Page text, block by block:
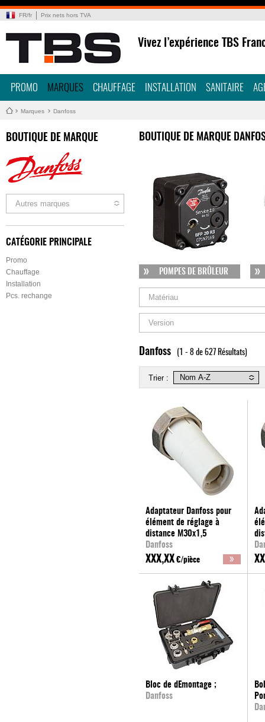
FR/fr Prix nets hors TVA
Vivez l’expérience TBS
PROMO MARQUES CHAUFFAGE INSTALLATION SANITAIRE
Marques Danfoss
BOUTIQUE DE MARQUE
Autres marques
CATÉGORIE PRINCIPALE
Promo
Chauffage
Installation
Pcs. rechange
BOUTIQUE DE MARQUE
POMPES DE BRÛLEUR
Matériau
Version
Danfoss (1 - 8 de 627 Résultats)
Trier :
Adaptateur Danfoss pour
élément de réglage à
distance M30x1,5
Danfoss
XXX,XX €/pièce
Bloc de dEmontage ;
Danfoss